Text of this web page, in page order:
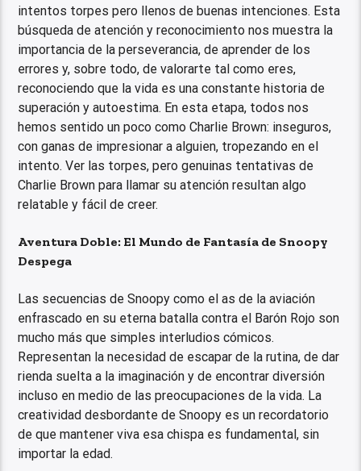
intentos torpes pero llenos de buenas intenciones. Esta
búsqueda de atención y reconocimiento nos muestra la
importancia de la perseverancia, de aprender de los
errores y, sobre todo, de valorarte tal como eres,
reconociendo que la vida es una constante historia de
superación y autoestima. En esta etapa, todos nos
hemos sentido un poco como Charlie Brown: inseguros,
con ganas de impresionar a alguien, tropezando en el
intento. Ver las torpes, pero genuinas tentativas de
Charlie Brown para llamar su atención resultan algo
relatable y fácil de creer.
Aventura Doble: El Mundo de Fantasía de Snoopy
Despega
Las secuencias de Snoopy como el as de la aviación
enfrascado en su eterna batalla contra el Barón Rojo son
mucho más que simples interludios cómicos.
Representan la necesidad de escapar de la rutina, de dar
rienda suelta a la imaginación y de encontrar diversión
incluso en medio de las preocupaciones de la vida. La
creatividad desbordante de Snoopy es un recordatorio
de que mantener viva esa chispa es fundamental, sin
importar la edad.